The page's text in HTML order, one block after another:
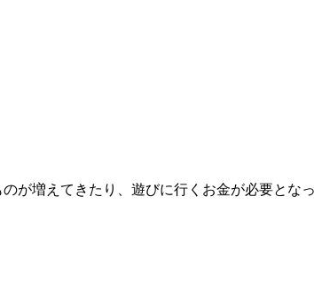
が増えてきたり、遊びに行くお金が必要とな